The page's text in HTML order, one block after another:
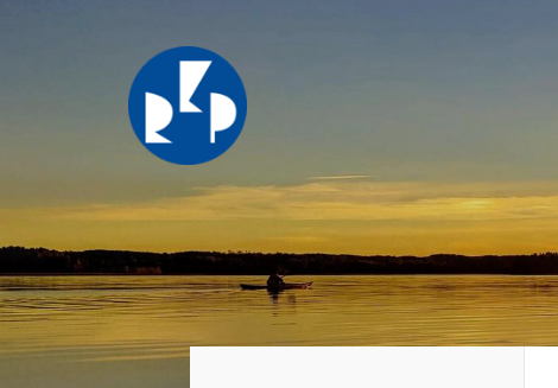
Ruoveden Kanoottipurjehtijat ry